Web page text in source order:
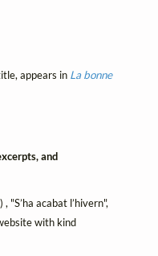
appears in La bonne
and
"S’ha acabat l’hivern",
with kind